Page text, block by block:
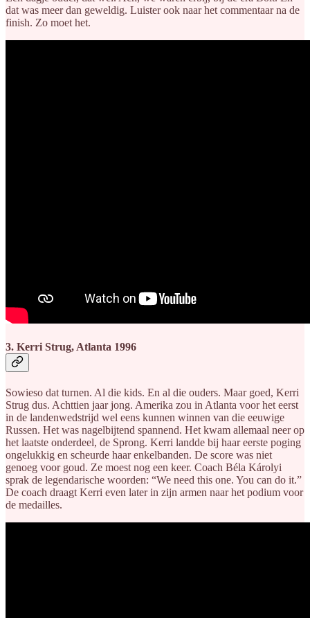
dat was meer dan geweldig. Luister ook naar het commentaar na de
finish. Zo moet het.
3. Kerri Strug, Atlanta 1996
Sowieso dat turnen. Al die kids. En al die ouders. Maar goed, Kerri
Strug dus. Achttien jaar jong. Amerika zou in Atlanta voor het eerst
in de landenwedstrijd wel eens kunnen winnen van die eeuwige
Russen. Het was nagelbijtend spannend. Het kwam allemaal neer op
het laatste onderdeel, de Sprong. Kerri landde bij haar eerste poging
ongelukkig en scheurde haar enkelbanden. De score was niet
genoeg voor goud. Ze moest nog een keer. Coach Béla Károlyi
sprak de legendarische woorden: “We need this one. You can do it.”
De coach draagt Kerri even later in zijn armen naar het podium voor
de medailles.